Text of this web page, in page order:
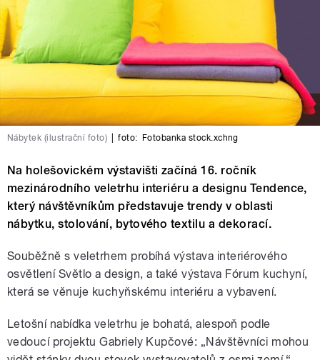
Nábytek (ilustrační foto) foto: Fotobanka stock.xchng
Na holešovickém výstavišti začíná 16. ročník
mezinárodního veletrhu interiéru a designu Tendence,
který návštěvníkům představuje trendy v oblasti
nábytku, stolování, bytového textilu a dekorací.
Souběžně s veletrhem probíhá výstava interiérového
osvětlení Světlo a design, a také výstava Fórum kuchyní,
která se věnuje kuchyňskému interiéru a vybavení.
Letošní nabídka veletrhu je bohatá, alespoň podle
vedoucí projektu Gabriely Kupčové: „Návštěvníci mohou